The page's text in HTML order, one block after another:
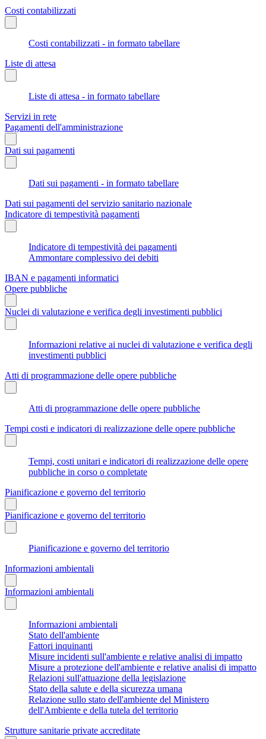
Costi contabilizzati
Costi contabilizzati - in formato tabellare
Liste di attesa
Liste di attesa - in formato tabellare
Servizi in rete
Pagamenti dell'amministrazione
Dati sui pagamenti
Dati sui pagamenti - in formato tabellare
Dati sui pagamenti del servizio sanitario nazionale
Indicatore di tempestività pagamenti
Indicatore di tempestività dei pagamenti
Ammontare complessivo dei debiti
IBAN e pagamenti informatici
Opere pubbliche
Nuclei di valutazione e verifica degli investimenti pubblici
Informazioni relative ai nuclei di valutazione e verifica degli
investimenti pubblici
Atti di programmazione delle opere pubbliche
Atti di programmazione delle opere pubbliche
Tempi costi e indicatori di realizzazione delle opere pubbliche
Tempi, costi unitari e indicatori di realizzazione delle opere
pubbliche in corso o completate
Pianificazione e governo del territorio
Pianificazione e governo del territorio
Pianificazione e governo del territorio
Informazioni ambientali
Informazioni ambientali
Informazioni ambientali
Stato dell'ambiente
Fattori inquinanti
Misure incidenti sull'ambiente e relative analisi di impatto
Misure a protezione dell'ambiente e relative analisi di impatto
Relazioni sull'attuazione della legislazione
Stato della salute e della sicurezza umana
Relazione sullo stato dell'ambiente del Ministero
dell'Ambiente e della tutela del territorio
Strutture sanitarie private accreditate